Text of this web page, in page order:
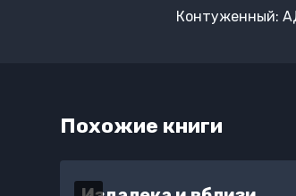
по
Контуженный:
Похожие книги